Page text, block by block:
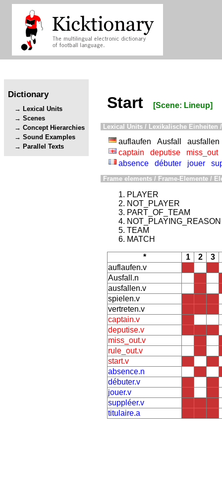
Dictionary
Lexical Units
Scenes
Concept Hierarchies
Sound Examples
Parallel Texts
Start [Scene: Lineup]
Lexical Units / Lexikalische Einheiten
auflaufen Ausfall
ausfallen
captain
deputise
miss_out
absence
débuter jouer
Frame elements / Frame-Elemente /
PLAYER
NOT_PLAYER
PART_OF_TEAM
NOT_PLAYING_REASON
TEAM
MATCH
* 1 2
3
auflaufen.v
Ausfall.n
ausfallen.v
spielen.v
vertreten.v
captain.v
deputise.v
miss_out.v
rule_out.v
start.v
absence.n
débuter.v
jouer.v
suppléer.v
titulaire.a